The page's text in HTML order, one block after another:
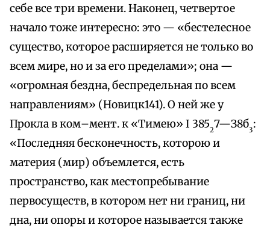
себе все три времени. Наконец, четвертое
начало тоже интересно: это — «бестелесное
существо, которое расширяется не только во
всем мире, но и за его пределами»; она —
«огромная бездна, беспредельная по всем
направлениям» (Новицк141). О ней же у
Прокла в ком–мент. к «Тимею» I 38527—З8б3:
«Последняя бесконечность, которою и
материя (мир) объемлется, есть
пространство, как местопребывание
первосуществ, в котором нет ни границ, ни
дна, ни опоры и которое называется также